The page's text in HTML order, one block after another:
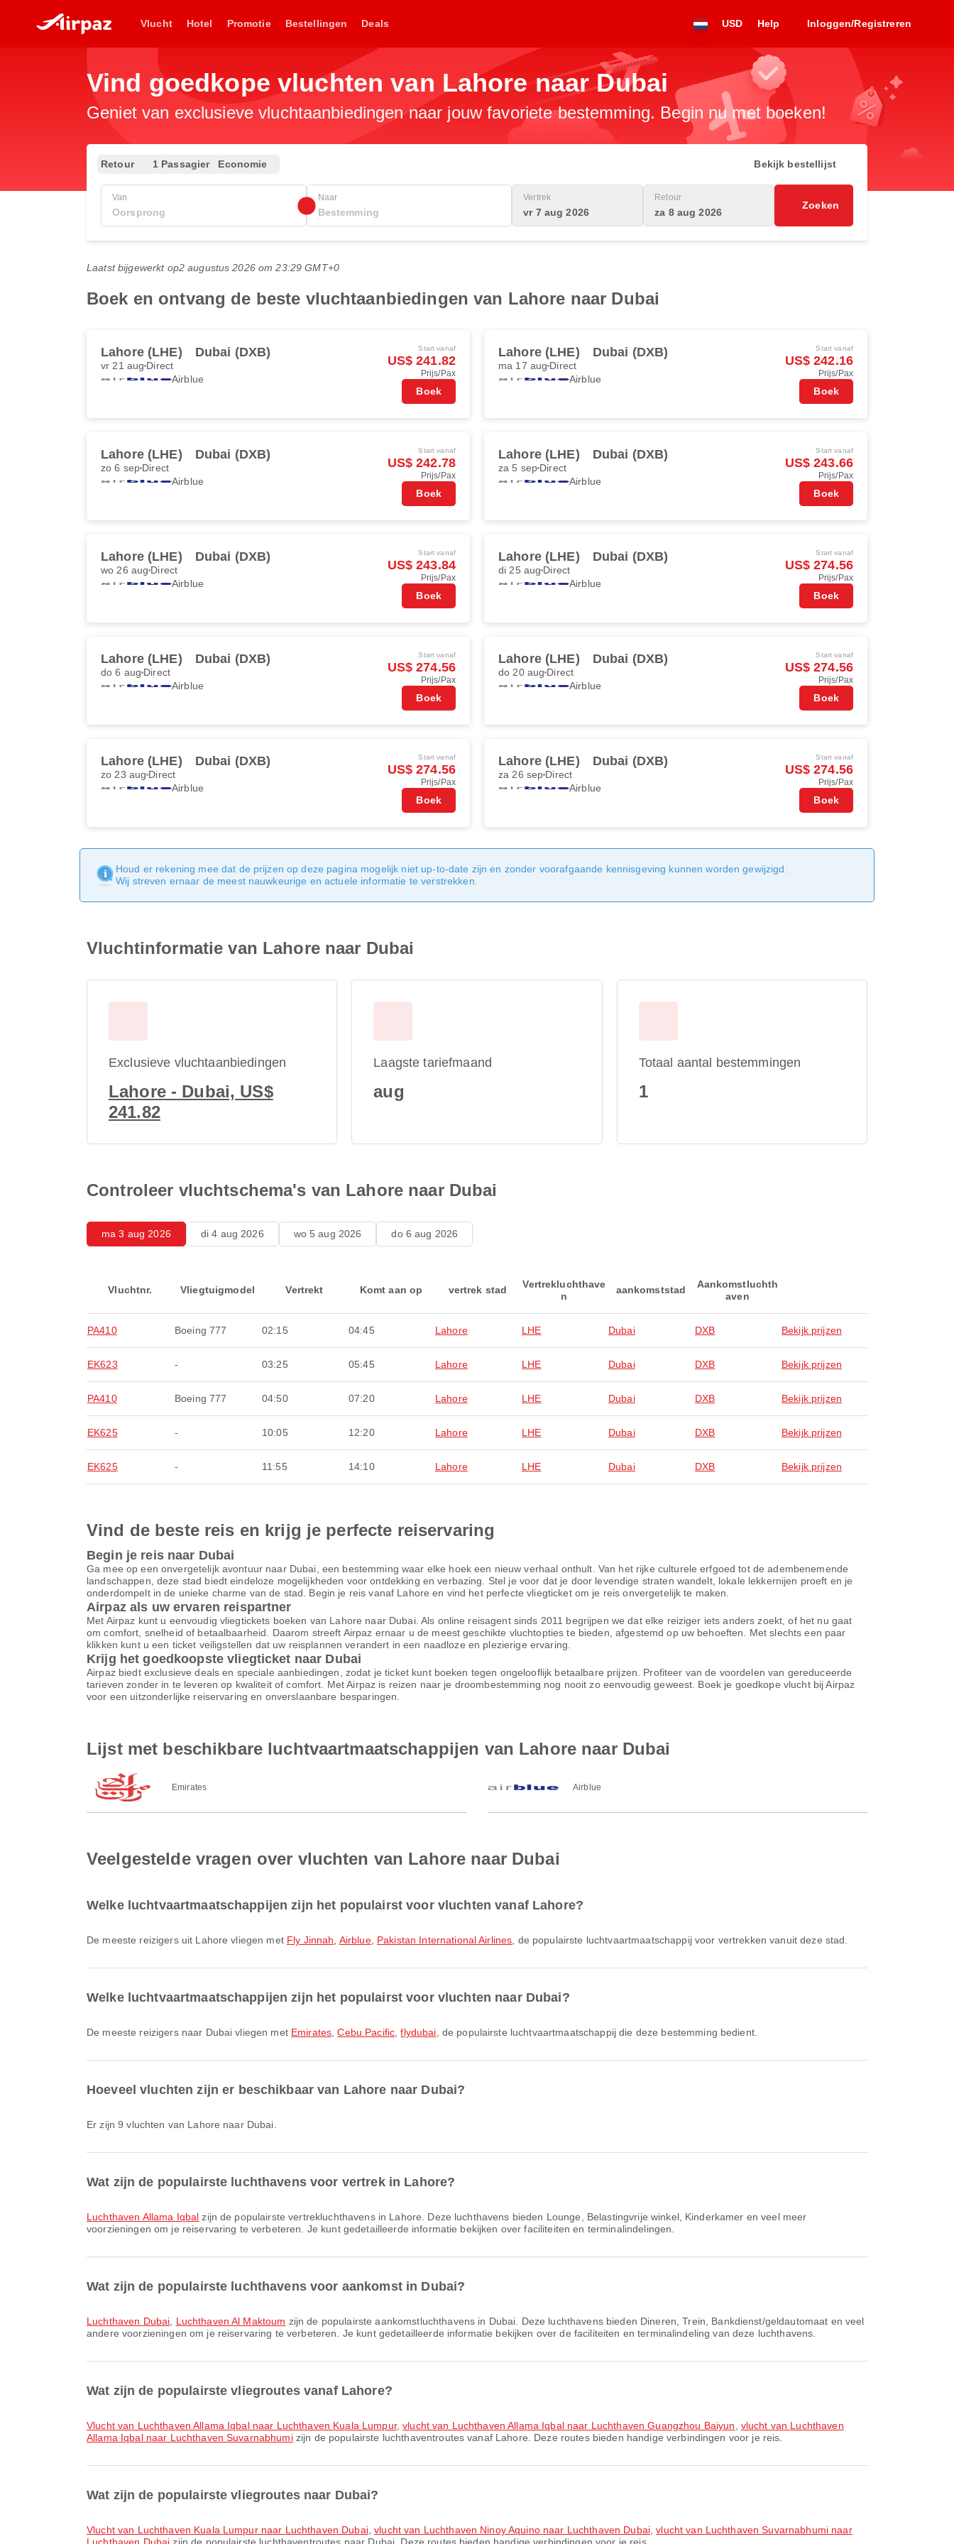
Vlucht Hotel Promotie Bestellingen Deals USD Help Inloggen/Registreren
Vind goedkope vluchten van Lahore naar Dubai
Geniet van exclusieve vluchtaanbiedingen naar jouw favoriete bestemming. Begin nu met boeken!
Retour 1 Passagier Economie Bekijk bestellijst
Van Naar Vertrek
vr 7 aug 2026
Retour
za 8 aug 2026
Zoeken
Laatst bijgewerkt op2 augustus 2026 om 23:29 GMT+0
Boek en ontvang de beste vluchtaanbiedingen van Lahore naar Dubai
Lahore (LHE) Dubai (DXB)
vr 21 aug Direct
Airblue
Start vanaf
US$ 241.82
Prijs/Pax
Boek
Lahore (LHE) Dubai (DXB)
ma 17 aug Direct
Airblue
Start vanaf
US$ 242.16
Prijs/Pax
Boek
Lahore (LHE) Dubai (DXB)
zo 6 sep Direct
Airblue
Start vanaf
US$ 242.78
Prijs/Pax
Boek
Lahore (LHE) Dubai (DXB)
za 5 sep Direct
Airblue
Start vanaf
US$ 243.66
Prijs/Pax
Boek
Lahore (LHE) Dubai (DXB)
wo 26 aug Direct
Airblue
Start vanaf
US$ 243.84
Prijs/Pax
Boek
Lahore (LHE) Dubai (DXB)
di 25 aug Direct
Airblue
Start vanaf
US$ 274.56
Prijs/Pax
Boek
Lahore (LHE) Dubai (DXB)
do 6 aug Direct
Airblue
Start vanaf
US$ 274.56
Prijs/Pax
Boek
Lahore (LHE) Dubai (DXB)
do 20 aug Direct
Airblue
Start vanaf
US$ 274.56
Prijs/Pax
Boek
Lahore (LHE) Dubai (DXB)
zo 23 aug Direct
Airblue
Start vanaf
US$ 274.56
Prijs/Pax
Boek
Lahore (LHE) Dubai (DXB)
za 26 sep Direct
Airblue
Start vanaf
US$ 274.56
Prijs/Pax
Boek
Houd er rekening mee dat de prijzen op deze pagina mogelijk niet up-to-date zijn en zonder voorafgaande kennisgeving kunnen worden gewijzigd.
Wij streven ernaar de meest nauwkeurige en actuele informatie te verstrekken.
Vluchtinformatie van Lahore naar Dubai
Exclusieve vluchtaanbiedingen
Lahore - Dubai, US$
241.82
Laagste tariefmaand
aug
Totaal aantal bestemmingen
1
Controleer vluchtschema's van Lahore naar Dubai
ma 3 aug 2026 di 4 aug 2026 wo 5 aug 2026 do 6 aug 2026
Vluchtnr. Vliegtuigmodel Vertrekt Komt aan op vertrek stad
Vertrekluchthave
n
aankomststad
Aankomstluchth
aven
PA410 Boeing 777 02:15 04:45 Lahore LHE Dubai DXB Bekijk prijzen
EK623 - 03:25 05:45 Lahore LHE Dubai DXB Bekijk prijzen
PA410 Boeing 777 04:50 07:20 Lahore LHE Dubai DXB Bekijk prijzen
EK625 - 10:05 12:20 Lahore LHE Dubai DXB Bekijk prijzen
EK625 - 11:55 14:10 Lahore LHE Dubai DXB Bekijk prijzen
Vind de beste reis en krijg je perfecte reiservaring
Begin je reis naar Dubai
Ga mee op een onvergetelijk avontuur naar Dubai, een bestemming waar elke hoek een nieuw verhaal onthult. Van het rijke culturele erfgoed tot de adembenemende
landschappen, deze stad biedt eindeloze mogelijkheden voor ontdekking en verbazing. Stel je voor dat je door levendige straten wandelt, lokale lekkernijen proeft en je
onderdompelt in de unieke charme van de stad. Begin je reis vanaf Lahore en vind het perfecte vliegticket om je reis onvergetelijk te maken.
Airpaz als uw ervaren reispartner
Met Airpaz kunt u eenvoudig vliegtickets boeken van Lahore naar Dubai. Als online reisagent sinds 2011 begrijpen we dat elke reiziger iets anders zoekt, of het nu gaat
om comfort, snelheid of betaalbaarheid. Daarom streeft Airpaz ernaar u de meest geschikte vluchtopties te bieden, afgestemd op uw behoeften. Met slechts een paar
klikken kunt u een ticket veiligstellen dat uw reisplannen verandert in een naadloze en plezierige ervaring.
Krijg het goedkoopste vliegticket naar Dubai
Airpaz biedt exclusieve deals en speciale aanbiedingen, zodat je ticket kunt boeken tegen ongelooflijk betaalbare prijzen. Profiteer van de voordelen van gereduceerde
tarieven zonder in te leveren op kwaliteit of comfort. Met Airpaz is reizen naar je droombestemming nog nooit zo eenvoudig geweest. Boek je goedkope vlucht bij Airpaz
voor een uitzonderlijke reiservaring en onverslaanbare besparingen.
Lijst met beschikbare luchtvaartmaatschappijen van Lahore naar Dubai
Emirates Airblue
Veelgestelde vragen over vluchten van Lahore naar Dubai
Welke luchtvaartmaatschappijen zijn het populairst voor vluchten vanaf Lahore?
De meeste reizigers uit Lahore vliegen met Fly Jinnah Airblue, Pakistan International Airlines , de populairste luchtvaartmaatschappij voor vertrekken vanuit deze stad.
Welke luchtvaartmaatschappijen zijn het populairst voor vluchten naar Dubai?
De meeste reizigers naar Dubai vliegen met Emirates ,Cebu Pacific ,flydubai , de populairste luchtvaartmaatschappij die deze bestemming bedient.
Hoeveel vluchten zijn er beschikbaar van Lahore naar Dubai?
Er zijn 9 vluchten van Lahore naar Dubai.
Wat zijn de populairste luchthavens voor vertrek in Lahore?
Luchthaven Allama Iqbal zijn de populairste vertrek­lucht­havens in Lahore. Deze luchthavens bieden Lounge, Belastingvrije winkel, Kinderkamer en veel meer
voorzieningen om je reiservaring te verbeteren. Je kunt gedetailleerde informatie bekijken over faciliteiten en terminalindelingen.
Wat zijn de populairste luchthavens voor aankomst in Dubai?
Luchthaven Dubai Luchthaven Al Maktoum zijn de populairste aankomstluchthavens in Dubai. Deze luchthavens bieden Dineren, Trein, Bankdienst/geldautomaat en veel
andere voorzieningen om je reiservaring te verbeteren. Je kunt gedetailleerde informatie bekijken over de faciliteiten en terminalindeling van deze luchthavens.
Wat zijn de populairste vliegroutes vanaf Lahore?
vlucht van Luchthaven Allama Iqbal naar Luchthaven Kuala Lumpur,vlucht van Luchthaven Allama Iqbal naar Luchthaven Guangzhou Baiyun
vlucht van Luchthaven
Allama Iqbal naar Luchthaven Suvarnabhumizijn de populairste luchthaventroutes vanaf Lahore. Deze routes bieden handige verbindingen voor je reis.
Wat zijn de populairste vliegroutes naar Dubai?
vlucht van Luchthaven Kuala Lumpur naar Luchthaven Dubai,vlucht van Luchthaven Ninoy Aquino naar Luchthaven Dubai,vlucht van Luchthaven Suvarnabhumi naar